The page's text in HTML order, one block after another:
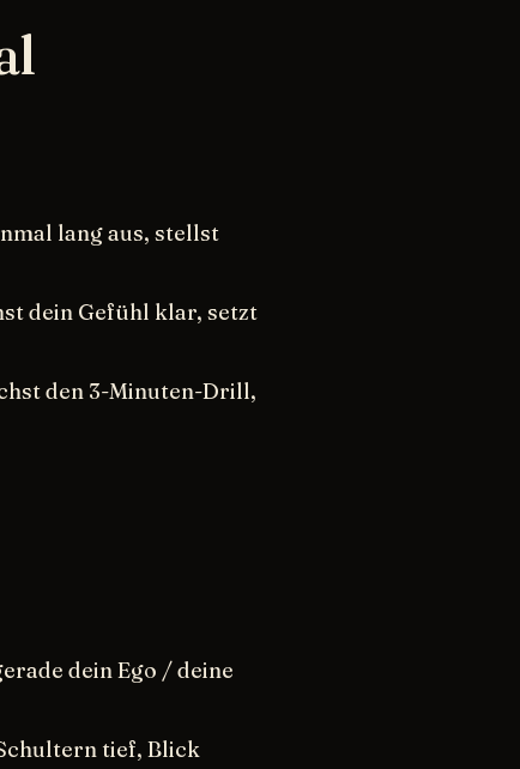
lang aus, stellst
dein Gefühl klar, setzt
den 3-Minuten-Drill,
dein Ego / deine
tief, Blick